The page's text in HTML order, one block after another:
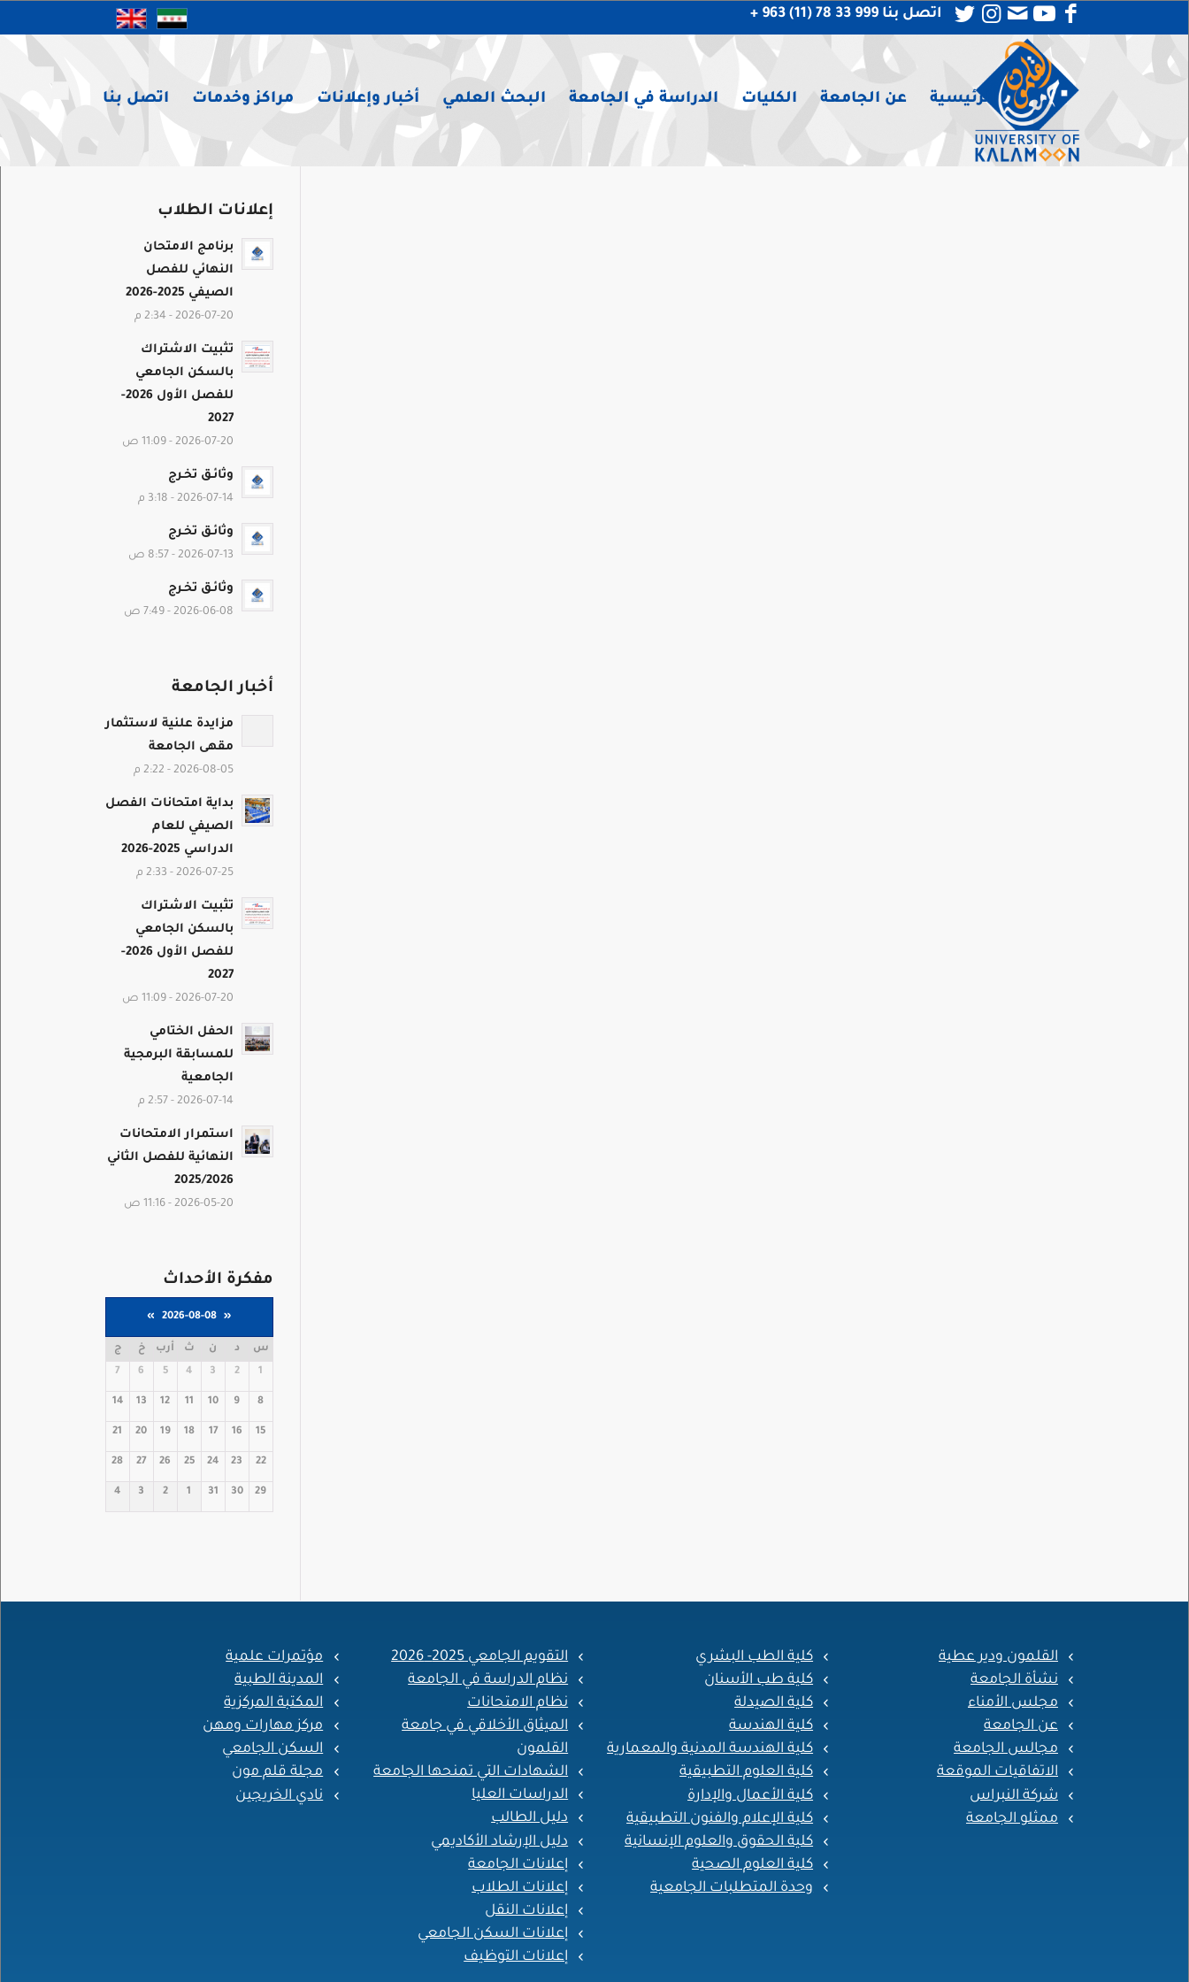
اتصل بنا 999 33 78 (11) 963 +
الرئيسية عن الجامعة الكليات الدراسة في الجامعة البحث العلمي أخبار وإعلانات مراكز وخدمات اتصل بنا
إعلانات الطلاب
برنامج الامتحان
النهائي للفصل
الصيفي 2025-2026
2026-07-20 - 2:34 م
تثبيت الاشتراك
بالسكن الجامعي
للفصل الأول 2026-
2027
2026-07-20 - 11:09 ص
وثائـق تخـرج
2026-07-14 - 3:18 م
وثائـق تخـرج
2026-07-13 - 8:57 ص
وثائـق تخـرج
2026-06-08 - 7:49 ص
أخبار الجامعة
مزايدة علنية لاستثمار
مقهى الجامعة
2026-08-05 - 2:22 م
بداية امتحانات الفصل
الصيفي للعام
الدراسي 2025-2026
2026-07-25 - 2:33 م
تثبيت الاشتراك
بالسكن الجامعي
للفصل الأول 2026-
2027
2026-07-20 - 11:09 ص
الحفل الختامي
للمسابقة البرمجية
الجامعية
2026-07-14 - 2:57 م
استمرار الامتحانات
النهائية للفصل الثاني
2025/2026
2026-05-20 - 11:16 ص
مفكرة الأحداث
«
2026-08-08
»
س د ن ث أرب خ
ج
1
2
3
4
5
6
7
8
9
10
11
12
13
14
15
16
17
18
19
20
21
22
23
24
25
26
27
28
29
30
31
1
2
3
4
القلمون ودير عطية
نشأة الجامعة
مجلس الأمناء
عن الجامعة
مجالس الجامعة
الاتفاقيات الموقعة
شركة النبراس
ممثلو الجامعة
كلية الطب البشري
كلية طب الأسنان
كلية الصيدلة
كلية الهندسة
كلية الهندسة المدنية والمعمارية
كلية العلوم التطبيقية
كلية الأعمال والإدارة
كلية الإعلام والفنون التطبيقية
كلية الحقوق والعلوم الإنسانية
كلية العلوم الصحية
وحدة المتطلبات الجامعية
التقويم الجامعي 2025- 2026
نظام الدراسة في الجامعة
نظام الامتحانات
الميثاق الأخلاقي في جامعة
القلمون
الشهادات التي تمنحها الجامعة
الدراسات العليا
دليل الطالب
دليل الإرشاد الأكاديمي
إعلانات الجامعة
إعلانات الطلاب
إعلانات النقل
إعلانات السكن الجامعي
إعلانات التوظيف
مؤتمرات علمية
المدينة الطبية
المكتبة المركزية
مركز مهارات ومهن
السكن الجامعي
مجلة قلم مون
نادي الخريجين